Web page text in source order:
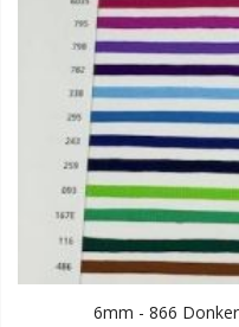
6mm - 866